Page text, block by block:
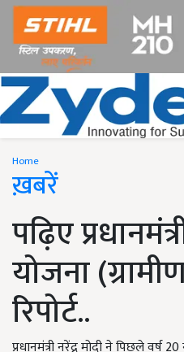
Home
ख़बरें
पढ़िए
योजना
रिपोर्ट..
प्रधानमंत्री नरेंद्र मोदी ने पिछले वर्ष